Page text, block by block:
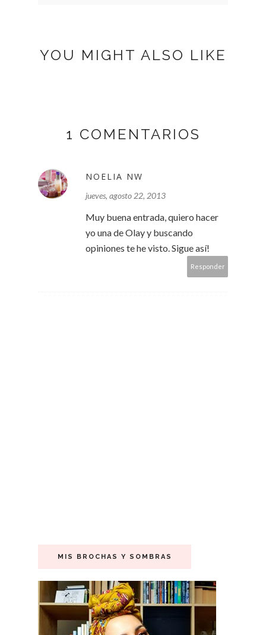
YOU MIGHT ALSO LIKE
1 COMENTARIOS
NOELIA NW
jueves, agosto 22, 2013
Muy buena entrada, quiero hacer
yo una de Olay y buscando
opiniones te he visto. Sigue así!
Responder
MIS BROCHAS Y SOMBRAS